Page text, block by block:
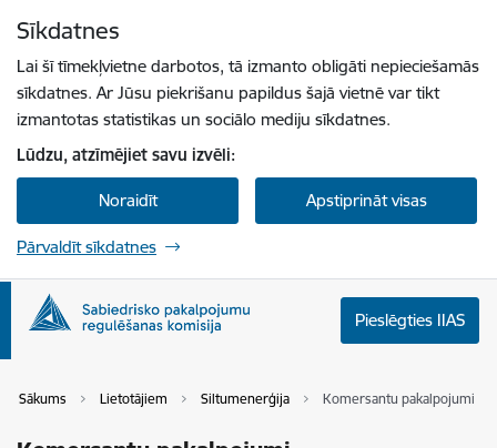
Sīkdatnes
Lai šī tīmekļvietne darbotos, tā izmanto obligāti nepieciešamās
sīkdatnes. Ar Jūsu piekrišanu papildus šajā vietnē var tikt
izmantotas statistikas un sociālo mediju sīkdatnes.
Lūdzu, atzīmējiet savu izvēli:
Noraidīt Apstiprināt visas
Pārvaldīt sīkdatnes
Pieslēgties IIAS
Sākums Lietotājiem Siltumenerģija Komersantu pakalpojumi